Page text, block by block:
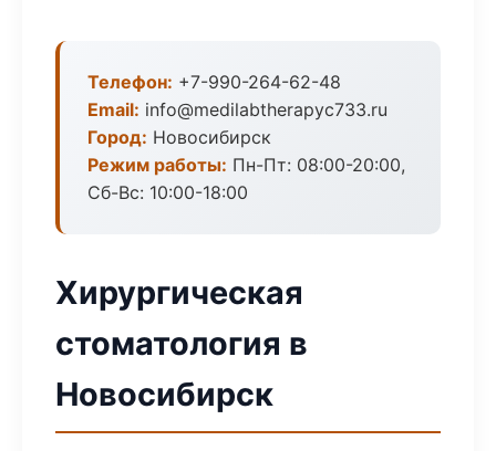
Телефон: +7-990-264-62-48
Email: info@medilabtherapyc733.ru
Город: Новосибирск
Режим работы: Пн-Пт: 08:00-20:00,
Сб-Вс: 10:00-18:00
Хирургическая
стоматология в
Новосибирск